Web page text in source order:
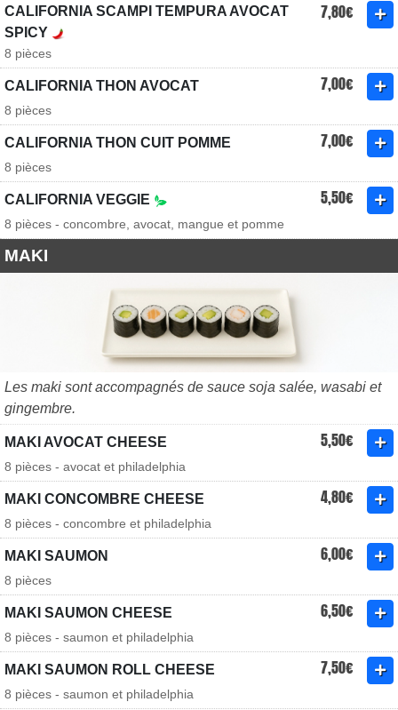
CALIFORNIA SCAMPI TEMPURA AVOCAT
SPICY
7,80€
8 pièces
CALIFORNIA THON AVOCAT 7,00€
8 pièces
CALIFORNIA THON CUIT POMME 7,00€
8 pièces
CALIFORNIA VEGGIE 5,50€
8 pièces - concombre, avocat, mangue et pomme
MAKI
Les maki sont accompagnés de sauce soja salée, wasabi et
gingembre.
MAKI AVOCAT CHEESE 5,50€
8 pièces - avocat et philadelphia
MAKI CONCOMBRE CHEESE 4,80€
8 pièces - concombre et philadelphia
MAKI SAUMON 6,00€
8 pièces
MAKI SAUMON CHEESE 6,50€
8 pièces - saumon et philadelphia
MAKI SAUMON ROLL CHEESE 7,50€
8 pièces - saumon et philadelphia